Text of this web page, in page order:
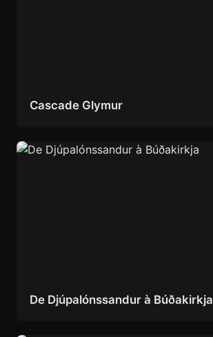
Cascade Glymur
De Djúpalónssandur à Búðakirkja